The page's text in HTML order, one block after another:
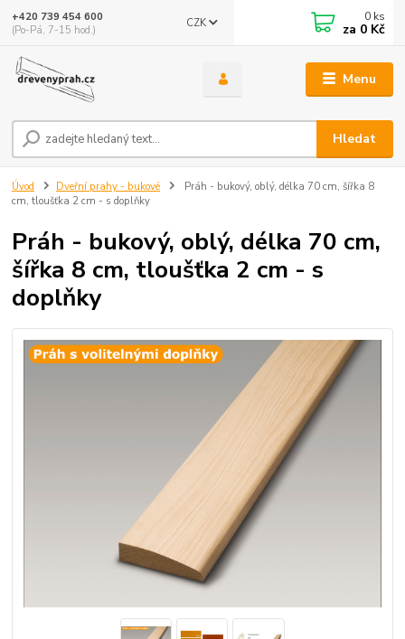
Menu
CZK
Hledat
+420 739 454 600
(Po-Pá, 7-15 hod.)
0 ks
za 0 Kč
Úvod Dveřní prahy - bukové
Práh - bukový, oblý, délka 70 cm, šířka 8
cm, tloušťka 2 cm - s doplňky
Práh - bukový, oblý, délka 70 cm,
šířka 8 cm, tloušťka 2 cm - s
doplňky